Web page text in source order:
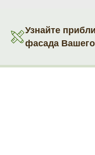
Узнайте
фасада